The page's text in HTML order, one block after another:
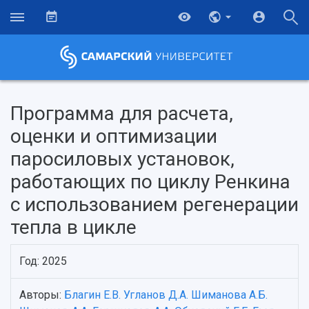
НАЗАД
История
Главные новости
Почему я выбираю Самарский университет?
Основные научные направления
Программа для расчета,
оценки и оптимизации
паросиловых установок,
работающих по циклу Ренкина
c использованием регенерации
тепла в цикле
Год: 2025
Авторы: Благин Е.В. Угланов Д.А. Шиманова А.Б.